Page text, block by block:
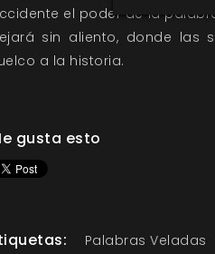
el poder de la
sin aliento, donde las
a la historia.
gusta esto
Palabras Veladas